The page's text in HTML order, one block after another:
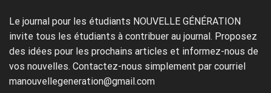
Le journal pour les étudiants NOUVELLE GÉNÉRATION
invite tous les étudiants à contribuer au journal. Proposez
des idées pour les prochains articles et informez-nous de
vos nouvelles. Contactez-nous simplement par courriel
manouvellegeneration@gmail.com